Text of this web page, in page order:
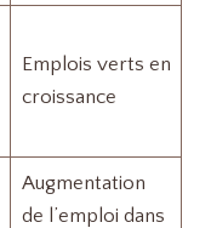
Emplois verts en
croissance
Augmentation
de l’emploi dans